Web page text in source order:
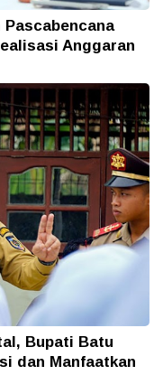
Anggaran
Bupati Batu
dan Manfaatkan